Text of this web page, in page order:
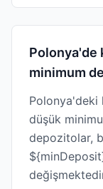
Polonya'de
minimum
Polonya'deki
düşük
depozitolar,